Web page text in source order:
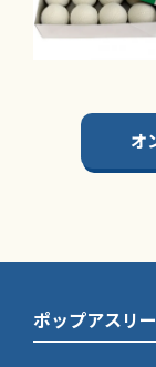
オ
ポップアスリ